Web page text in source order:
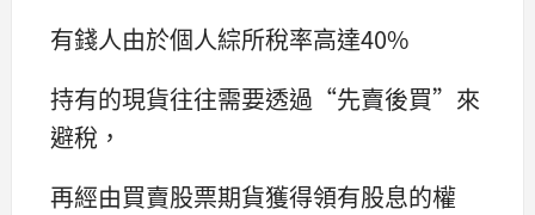
有錢人由於個人綜所稅率高達40%
持有的現貨往往需要透過“先賣後買”來
避稅，
再經由買賣股票期貨獲得領有股息的權